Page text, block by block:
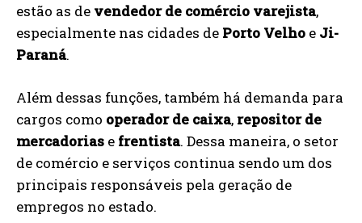
estão as de vendedor de comércio varejista,
especialmente nas cidades de Porto Velho e Ji-
Paraná.
Além dessas funções, também há demanda para
cargos como operador de caixa, repositor de
mercadorias e frentista. Dessa maneira, o setor
de comércio e serviços continua sendo um dos
principais responsáveis pela geração de
empregos no estado.